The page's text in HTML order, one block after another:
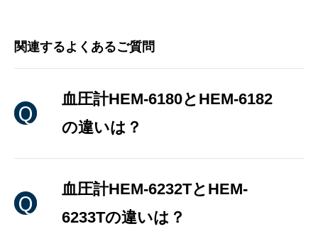
関連するよくあるご質問
血圧計HEM-6180とHEM-6182
の違いは？
血圧計HEM-6232TとHEM-
6233Tの違いは？